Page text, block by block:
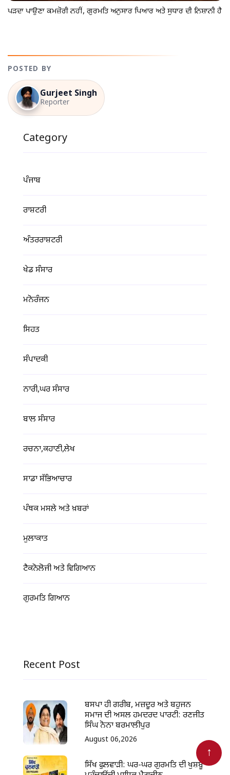
ਪੜਦਾ ਪਾਉਣਾ ਕਮਜ਼ੋਰੀ ਨਹੀਂ, ਗੁਰਮਤਿ ਅਨੁਸਾਰ ਪਿਆਰ ਅਤੇ ਸੁਧਾਰ ਦੀ ਨਿਸ਼ਾਨੀ ਹੈ
POSTED BY
Gurjeet Singh
Reporter
Category
ਪੰਜਾਬ
ਰਾਸ਼ਟਰੀ
ਅੰਤਰਰਾਸ਼ਟਰੀ
ਖੇਡ ਸੰਸਾਰ
ਮਨੋਰੰਜਨ
ਸਿਹਤ
ਸੰਪਾਦਕੀ
ਨਾਰੀ,ਘਰ ਸੰਸਾਰ
ਬਾਲ ਸੰਸਾਰ
ਰਚਨਾ,ਕਹਾਣੀ,ਲੇਖ
ਸਾਡਾ ਸੱਭਿਆਚਾਰ
ਪੰਥਕ ਮਸਲੇ ਅਤੇ ਖ਼ਬਰਾਂ
ਮੁਲਾਕਾਤ
ਟੈਕਨੋਲੋਜੀ ਅਤੇ ਵਿਗਿਆਨ
ਗੁਰਮਤਿ ਗਿਆਨ
Recent Post
ਬਸਪਾ ਹੀ ਗਰੀਬ, ਮਜ਼ਦੂਰ ਅਤੇ ਬਹੁਜਨ
ਸਮਾਜ ਦੀ ਅਸਲ ਹਮਦਰਦ ਪਾਰਟੀ: ਰਣਜੀਤ
ਸਿੰਘ ਨੋਨਾ ਬਰਮਾਲੀਪੁਰ
August 06,2026
ਸਿੱਖ ਫੁਲਵਾੜੀ: ਘਰ-ਘਰ ਗੁਰਮਤਿ ਦੀ ਖੁਸ਼ਬੂ